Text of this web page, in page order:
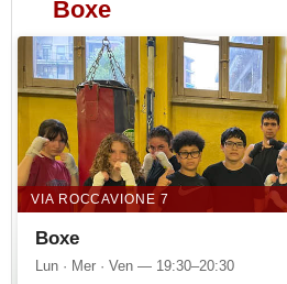
Boxe
VIA ROCCAVIONE 7
Boxe
Lun · Mer · Ven — 19:30–20:30